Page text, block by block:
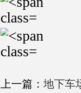
上一篇： 地下车